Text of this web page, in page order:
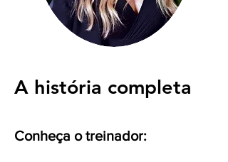
A história completa
Conheça o treinador: